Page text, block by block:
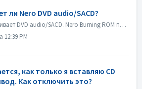
ли Nero DVD audio/SACD?
Nero не поддерживает DVD audio/SACD. Nero Burning ROM поддерживает только запись аудио CD в 44100 гц.
12:39 PM
как только я вставляю CD
Как отключить это?